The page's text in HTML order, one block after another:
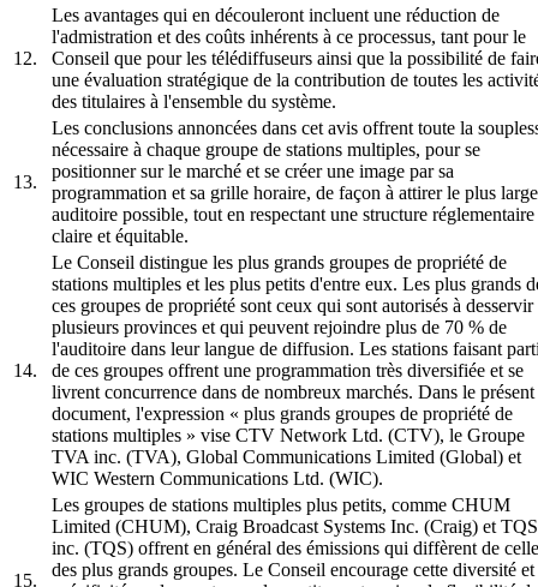
12.
Les avantages qui en découleront incluent une réduction de
l'admistration et des coûts inhérents à ce processus, tant pour le
Conseil que pour les télédiffuseurs ainsi que la possibilité de
une évaluation stratégique de la contribution de toutes les
des titulaires à l'ensemble du système.
13.
Les conclusions annoncées dans cet avis offrent toute la
nécessaire à chaque groupe de stations multiples, pour se
positionner sur le marché et se créer une image par sa
programmation et sa grille horaire, de façon à attirer le plus large
auditoire possible, tout en respectant une structure réglementaire
claire et équitable.
14.
Le Conseil distingue les plus grands groupes de propriété de
stations multiples et les plus petits d'entre eux. Les plus grands
ces groupes de propriété sont ceux qui sont autorisés à desservir
plusieurs provinces et qui peuvent rejoindre plus de 70 % de
l'auditoire dans leur langue de diffusion. Les stations faisant
de ces groupes offrent une programmation très diversifiée et se
livrent concurrence dans de nombreux marchés. Dans le présent
document, l'expression « plus grands groupes de propriété de
stations multiples » vise CTV Network Ltd. (CTV), le Groupe
TVA inc. (TVA), Global Communications Limited (Global) et
WIC Western Communications Ltd. (WIC).
15.
Les groupes de stations multiples plus petits, comme CHUM
Limited (CHUM), Craig Broadcast Systems Inc. (Craig) et TQS
inc. (TQS) offrent en général des émissions qui diffèrent de
des plus grands groupes. Le Conseil encourage cette diversité et